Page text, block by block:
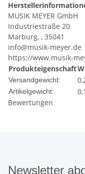
MUSIK MEYER GmbH
Industriestraße 20
Marburg, , 35041
info@musik-meyer.de
https://www.musik-
Produkteigenschaft
Versandgewicht:
Artikelgewicht:
Bewertungen
Newsletter